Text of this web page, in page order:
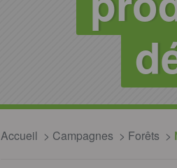
Accueil Campagnes Forêts